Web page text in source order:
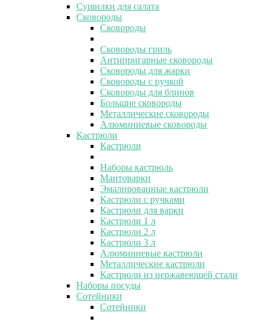
Сушилки для салата
Сковороды
Сковороды
Сковороды гриль
Антипригарные сковороды
Сковороды для жарки
Сковороды с ручкой
Сковороды для блинов
Большие сковороды
Металлические сковороды
Алюминиевые сковороды
Кастрюли
Кастрюли
Наборы кастрюль
Мантоварки
Эмалированные кастрюли
Кастрюли с ручками
Кастрюли для варки
Кастрюли 1 л
Кастрюли 2 л
Кастрюли 3 л
Алюминиевые кастрюли
Металлические кастрюли
Кастрюли из нержавеющей стали
Наборы посуды
Сотейники
Сотейники